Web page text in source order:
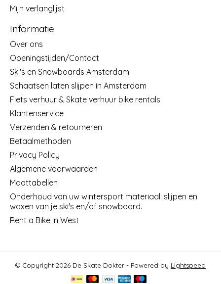
Mijn verlanglijst
Informatie
Over ons
Openingstijden/Contact
Ski's en Snowboards Amsterdam
Schaatsen laten slijpen in Amsterdam
Fiets verhuur & Skate verhuur bike rentals
Klantenservice
Verzenden & retourneren
Betaalmethoden
Privacy Policy
Algemene voorwaarden
Maattabellen
Onderhoud van uw wintersport materiaal: slijpen en
waxen van je ski's en/of snowboard.
Rent a Bike in West
© Copyright 2026 De Skate Dokter - Powered by Lightspeed